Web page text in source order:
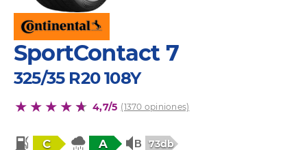
SportContact 7
325/35 R20 108Y
4,7/5 (1370 opiniones)
C A 73db